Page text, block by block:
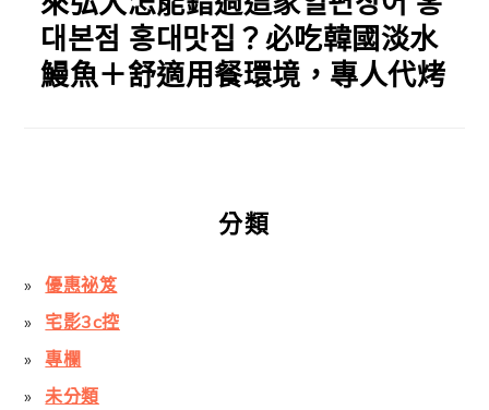
대본점 홍대맛집？必吃韓國淡水
鰻魚＋舒適用餐環境，專人代烤
分類
優惠祕笈
宅影3c控
專欄
未分類